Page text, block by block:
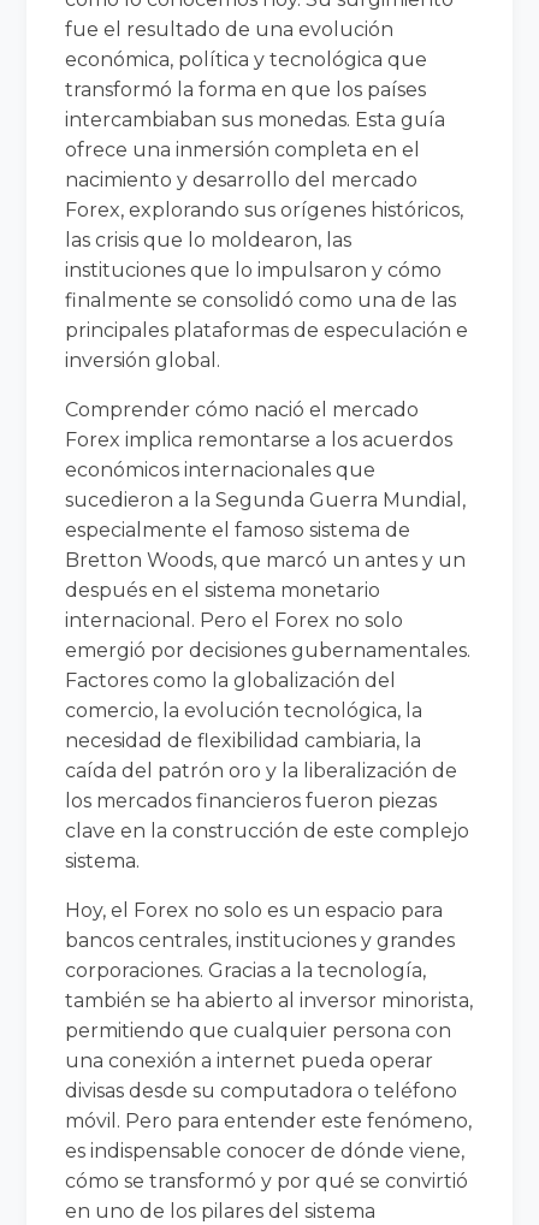
fue el resultado de una evolución
económica, política y tecnológica que
transformó la forma en que los países
intercambiaban sus monedas. Esta guía
ofrece una inmersión completa en el
nacimiento y desarrollo del mercado
Forex, explorando sus orígenes históricos,
las crisis que lo moldearon, las
instituciones que lo impulsaron y cómo
finalmente se consolidó como una de las
principales plataformas de especulación e
inversión global.
Comprender cómo nació el mercado
Forex implica remontarse a los acuerdos
económicos internacionales que
sucedieron a la Segunda Guerra Mundial,
especialmente el famoso sistema de
Bretton Woods, que marcó un antes y un
después en el sistema monetario
internacional. Pero el Forex no solo
emergió por decisiones gubernamentales.
Factores como la globalización del
comercio, la evolución tecnológica, la
necesidad de flexibilidad cambiaria, la
caída del patrón oro y la liberalización de
los mercados financieros fueron piezas
clave en la construcción de este complejo
sistema.
Hoy, el Forex no solo es un espacio para
bancos centrales, instituciones y grandes
corporaciones. Gracias a la tecnología,
también se ha abierto al inversor minorista,
permitiendo que cualquier persona con
una conexión a internet pueda operar
divisas desde su computadora o teléfono
móvil. Pero para entender este fenómeno,
es indispensable conocer de dónde viene,
cómo se transformó y por qué se convirtió
en uno de los pilares del sistema